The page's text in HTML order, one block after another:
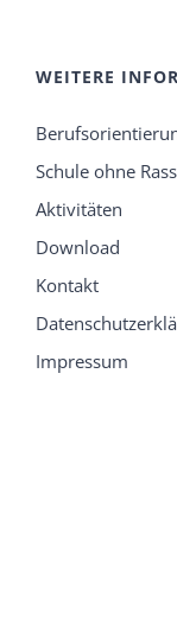
WEITERE
Schule ohne
Aktivitäten
Download
Kontakt
Impressum